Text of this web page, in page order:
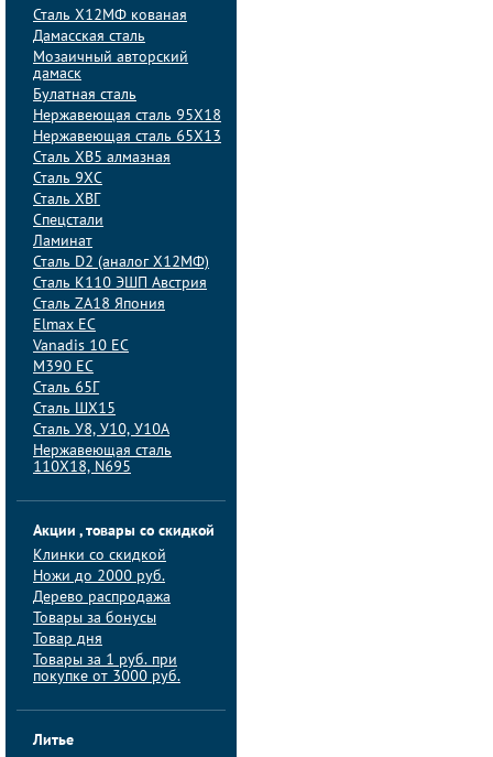
Сталь Х12МФ кованая
Дамасская сталь
Мозаичный авторский
дамаск
Булатная сталь
Нержавеющая сталь 95Х18
Нержавеющая сталь 65Х13
Сталь ХВ5 алмазная
Сталь 9ХС
Сталь ХВГ
Спецстали
Ламинат
Сталь D2 (аналог Х12МФ)
Сталь K110 ЭШП Австрия
Сталь ZA18 Япония
Elmax ЕС
Vanadis 10 ЕС
M390 ЕС
Сталь 65Г
Сталь ШХ15
Сталь У8, У10, У10А
Нержавеющая сталь
110Х18, N695
Акции , товары со скидкой
Клинки со скидкой
Ножи до 2000 руб.
Дерево распродажа
Товары за бонусы
Товар дня
Товары за 1 руб. при
покупке от 3000 руб.
Литье